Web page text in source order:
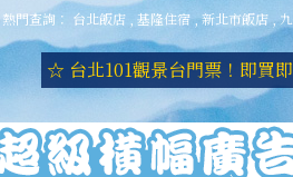
熱門查詢： 台北飯店 基隆住宿,新北市飯店 ,
☆ 台北101觀景台門票！即買